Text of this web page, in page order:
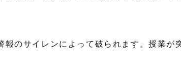
のサイレンによって破られます。授業が